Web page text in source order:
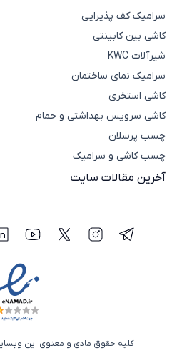
سرامیک کف پذیرایی
کاشی بین کابینتی
شیرآلات KWC
سرامیک نمای ساختمان
کاشی استخری
کاشی سرویس بهداشتی و حمام
چسب پرسلان
چسب کاشی و سرامیک
آخرین مقالات سایت
کلیه حقوق مادی و معنوی این
شبکه اجتماعی تلگرام
شبکه اجتماعی
شبکه شبکه